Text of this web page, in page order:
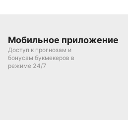
Мобильное приложение
Доступ к прогнозам и
бонусам букмекеров в
режиме 24/7